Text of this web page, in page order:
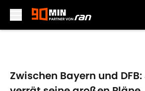
Zwischen Bayern und